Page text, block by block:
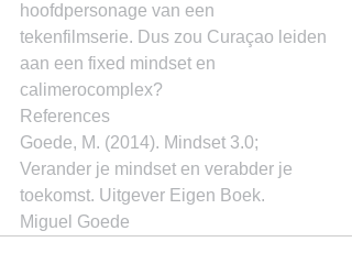
hoofdpersonage van een
tekenfilmserie. Dus zou Curaçao leiden
aan een fixed mindset en
calimerocomplex?
References
Goede, M. (2014). Mindset 3.0;
Verander je mindset en verabder je
toekomst. Uitgever Eigen Boek.
Miguel Goede